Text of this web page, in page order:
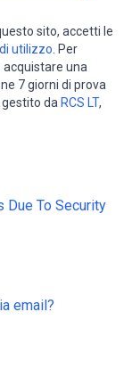
sito, accetti le
utilizzo . Per
una
7 giorni di prova
da RCS LT,
Due To Security
email?